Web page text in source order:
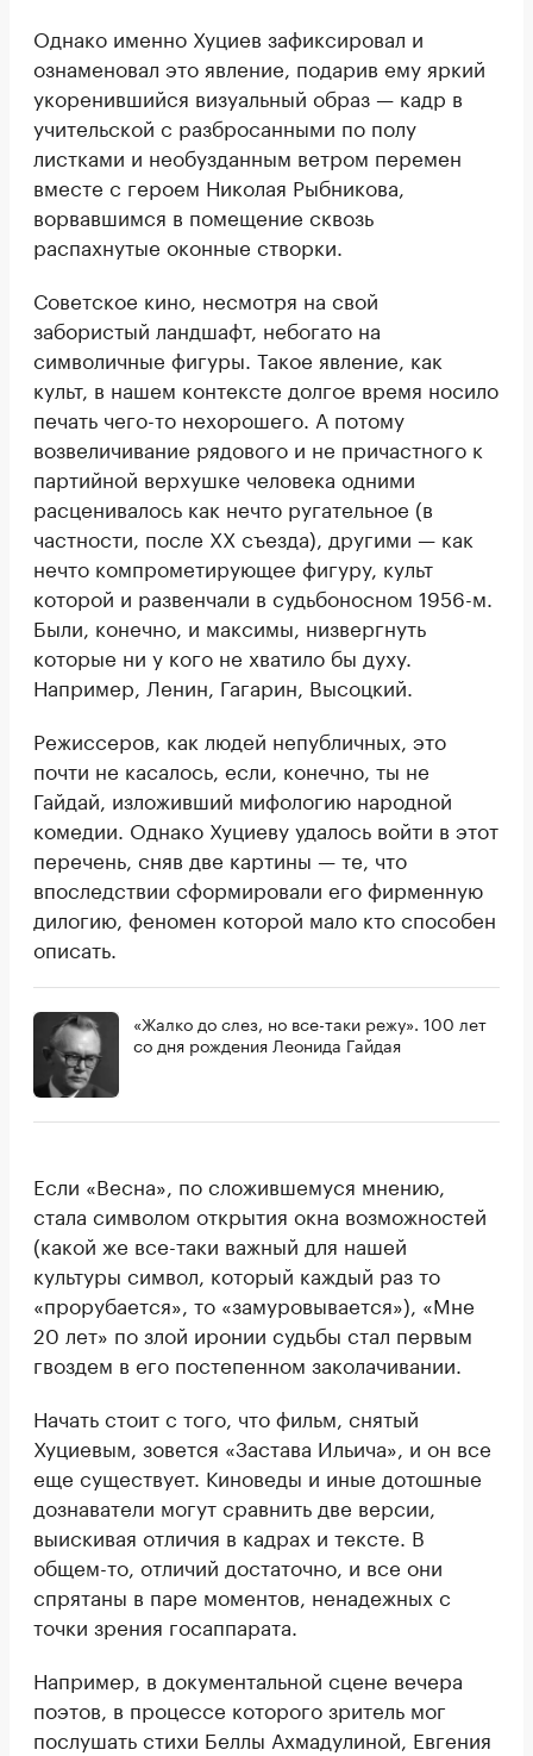
Однако именно Хуциев зафиксировал и
ознаменовал это явление, подарив ему яркий
укоренившийся визуальный образ — кадр в
учительской с разбросанными по полу
листками и необузданным ветром перемен
вместе с героем Николая Рыбникова,
ворвавшимся в помещение сквозь
распахнутые оконные створки.
Советское кино, несмотря на свой
забористый ландшафт, небогато на
символичные фигуры. Такое явление, как
культ, в нашем контексте долгое время носило
печать чего-то нехорошего. А потому
возвеличивание рядового и не причастного к
партийной верхушке человека одними
расценивалось как нечто ругательное (в
частности, после XX съезда), другими — как
нечто компрометирующее фигуру, культ
которой и развенчали в судьбоносном 1956-м.
Были, конечно, и максимы, низвергнуть
которые ни у кого не хватило бы духу.
Например, Ленин, Гагарин, Высоцкий.
Режиссеров, как людей непубличных, это
почти не касалось, если, конечно, ты не
Гайдай, изложивший мифологию народной
комедии. Однако Хуциеву удалось войти в этот
перечень, сняв две картины — те, что
впоследствии сформировали его фирменную
дилогию, феномен которой мало кто способен
описать.
«Жалко до слез, но все-таки режу». 100 лет
со дня рождения Леонида Гайдая
Если «Весна», по сложившемуся мнению,
стала символом открытия окна возможностей
(какой же все-таки важный для нашей
культуры символ, который каждый раз то
«прорубается», то «замуровывается»), «Мне
20 лет» по злой иронии судьбы стал первым
гвоздем в его постепенном заколачивании.
Начать стоит с того, что фильм, снятый
Хуциевым, зовется «Застава Ильича», и он все
еще существует. Киноведы и иные дотошные
дознаватели могут сравнить две версии,
выискивая отличия в кадрах и тексте. В
общем-то, отличий достаточно, и все они
спрятаны в паре моментов, ненадежных с
точки зрения госаппарата.
Например, в документальной сцене вечера
поэтов, в процессе которого зритель мог
послушать стихи Беллы Ахмадулиной, Евгения